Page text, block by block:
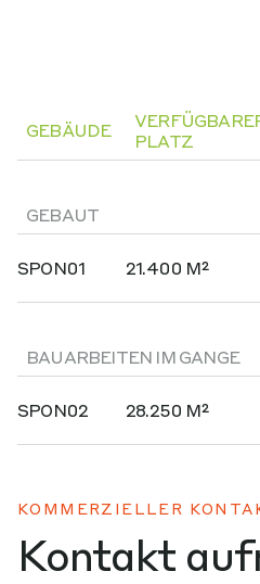
GEBÄUDE
PLATZ
GEBAUT
SPON01 21.400 M²
BAUARBEITEN IM GANGE
SPON02 28.250 M²
KOMMERZIELLER
Kontakt